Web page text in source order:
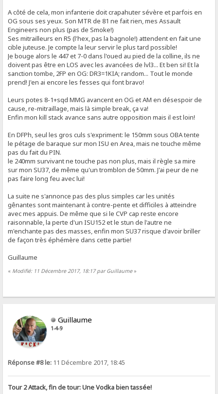
A côté de cela, mon infanterie doit crapahuter sévère et parfois en
OG sous ses yeux. Son MTR de 81 ne fait rien, mes Assault
Engineers non plus (pas de Smoke!)
Ses mitrailleurs en R5 (l'hex, pas la bagnole!) attendent en fait une
cible juteuse. Je compte la leur servir le plus tard possible!
Je bouge alors le 447 et 7-0 dans l'oued au pied de la colline, ils ne
doivent pas être en LOS avec les avancées de lvl3... Et ben si! Et la
sanction tombe, 2FP en OG: DR3=1KIA; random... Tout le monde
prend! J'en ai encore les fesses qui font bravo!
Leurs potes 8-1+sqd MMG avancent en OG et AM en désespoir de
cause, re-mitraillage, mais là simple break, ça va!
Enfin mon kill stack avance sans autre opposition mais il est loin!
En DFPh, seul les gros culs s'expriment: le 150mm sous OBA tente
le pétage de baraque sur mon ISU en Area, mais ne touche même
pas du fait du PIN.
le 240mm survivant ne touche pas non plus, mais il règle sa mire
sur mon SU37, de même qu'un tromblon de 50mm. J'ai peur de ne
pas faire long feu avec lui!
La suite ne s'annonce pas des plus simples car les unités
gênantes sont maintenant à contre-pente et difficiles à atteindre
avec mes appuis. De même que si le CVP cap reste encore
raisonnable, la perte d'un ISU152 et le stun de l'autre ne
m'enchante pas des masses, enfin mon SU37 risque d'avoir briller
de façon très éphémère dans cette partie!
Guillaume
« Modifié: 11 Décembre 2017, 18:17 par Guillaume»
Guillaume
1-4-9
Réponse #8 le: 11 Décembre 2017, 18:45
Tour 2 Attack, fin de tour: Une Vodka bien tassée!